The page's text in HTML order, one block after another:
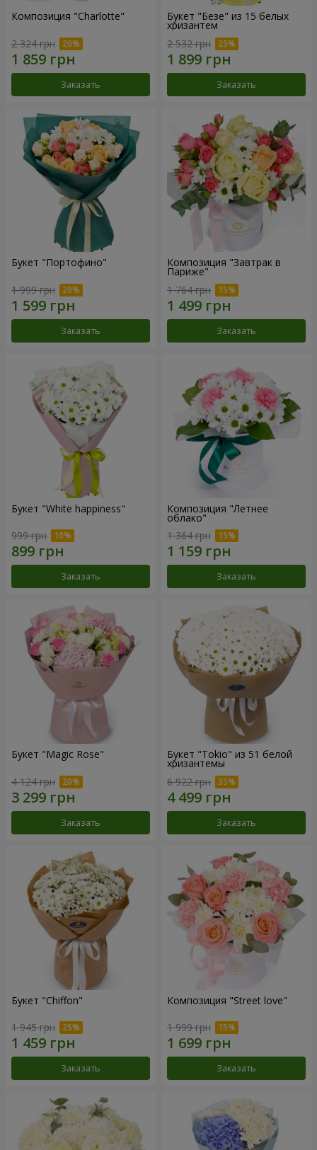
Композиция "Charlotte"
2 324 грн
Заказать
Букет "Безе" из 15 белых
хризантем
2 532 грн
Заказать
Букет "Портофино"
1 999 грн
Заказать
Композиция "Завтрак в
Париже"
1 764 грн
Заказать
Букет "White happiness"
999 грн
Заказать
Композиция "Летнее
облако"
1 364 грн
Заказать
Букет "Magic Rose"
4 124 грн
Заказать
Букет "Tokio" из 51 белой
хризантемы
6 922 грн
Заказать
Букет "Chiffon"
1 945 грн
Заказать
Композиция "Street love"
1 999 грн
Заказать